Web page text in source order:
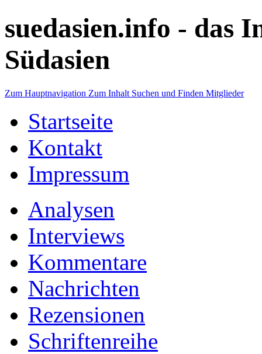
suedasien.info - das
Südasien
Zum Hauptnavigation Zum Inhalt Suchen und Finden Mitglieder
Startseite
Kontakt
Impressum
Analysen
Interviews
Kommentare
Nachrichten
Rezensionen
Schriftenreihe